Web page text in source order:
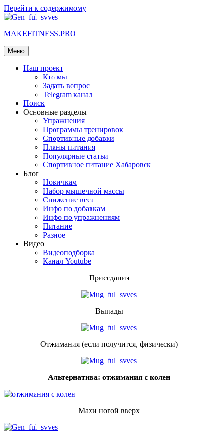
Перейти к содержимому
MAKEFITNESS.PRO
Меню
Наш проект
Кто мы
Задать вопрос
Telegram канал
Поиск
Основные разделы
Упражнения
Программы тренировок
Спортивные добавки
Планы питания
Популярные статьи
Спортивное питание Хабаровск
Блог
Новичкам
Набор мышечной массы
Снижение веса
Инфо по добавкам
Инфо по упражнениям
Питание
Разное
Видео
Видеоподборка
Канал Youtube
Приседания
Выпады
Отжимания (если получится, физически)
Альтернатива: отжимания с колен
Махи ногой вверх